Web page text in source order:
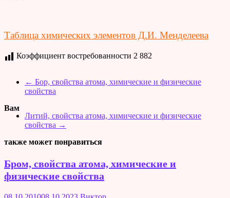
Таблица химических элементов Д.И. Менделеева
Коэффициент востребованности 2 882
← Бор, свойства атома, химические и физические
свойства
Литий, свойства атома, химические и физические
свойства →
Вам
также может понравиться
Бром, свойства атома, химические и
физические свойства